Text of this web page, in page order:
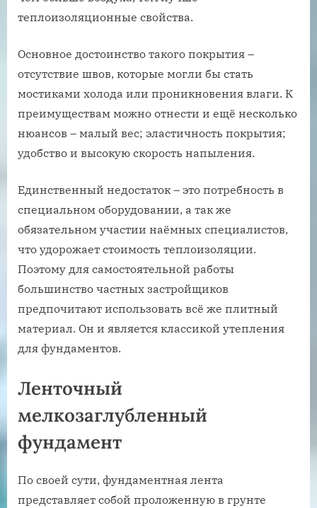
теплоизоляционные свойства.
Основное достоинство такого покрытия –
отсутствие швов, которые могли бы стать
мостиками холода или проникновения влаги. К
преимуществам можно отнести и ещё несколько
нюансов – малый вес; эластичность покрытия;
удобство и высокую скорость напыления.
Единственный недостаток – это потребность в
специальном оборудовании, а так же
обязательном участии наёмных специалистов,
что удорожает стоимость теплоизоляции.
Поэтому для самостоятельной работы
большинство частных застройщиков
предпочитают использовать всё же плитный
материал. Он и является классикой утепления
для фундаментов.
Ленточный
мелкозаглубленный
фундамент
По своей сути, фундаментная лента
представляет собой проложенную в грунте